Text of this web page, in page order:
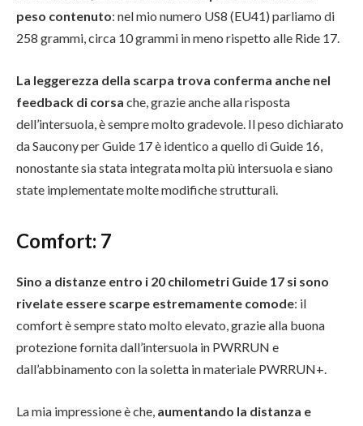
peso contenuto: nel mio numero US8 (EU41) parliamo di
258 grammi, circa 10 grammi in meno rispetto alle Ride 17.
La leggerezza della scarpa trova conferma anche nel
feedback di corsa che, grazie anche alla risposta
dell’intersuola, è sempre molto gradevole. Il peso dichiarato
da Saucony per Guide 17 è identico a quello di Guide 16,
nonostante sia stata integrata molta più intersuola e siano
state implementate molte modifiche strutturali.
Comfort: 7
Sino a distanze entro i 20 chilometri Guide 17 si sono
rivelate essere scarpe estremamente comode: il
comfort è sempre stato molto elevato, grazie alla buona
protezione fornita dall’intersuola in PWRRUN e
dall’abbinamento con la soletta in materiale PWRRUN+.
La mia impressione è che, aumentando la distanza e